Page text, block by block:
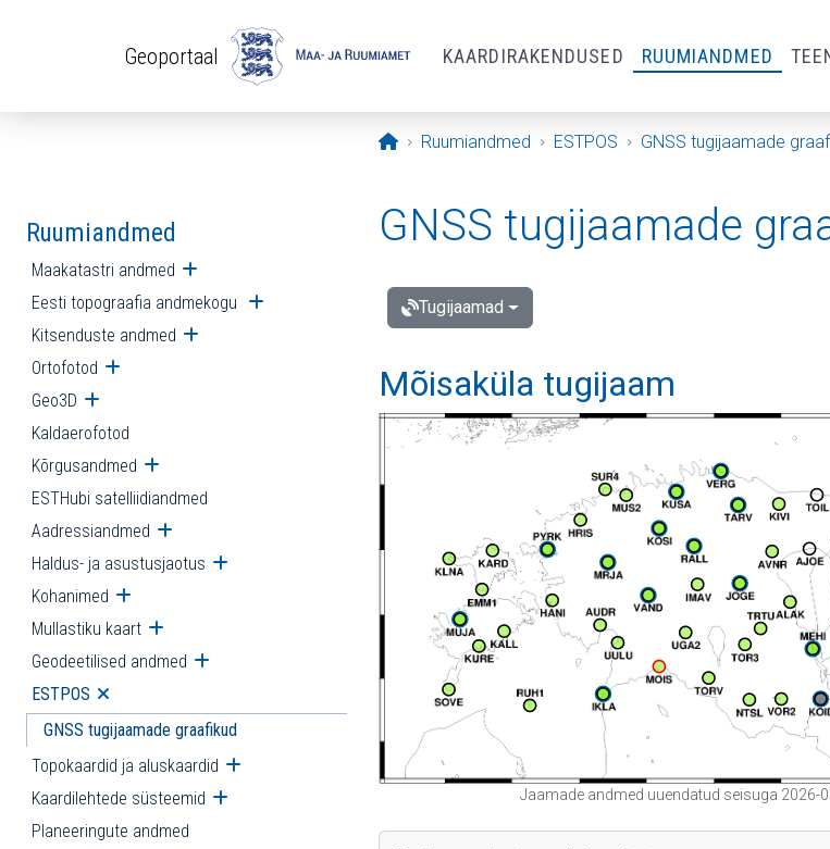
Geoportaal KAARDIRAKENDUSED RUUMIANDMED
Avaleht
Ruumiandmed ESTPOS GNSS tugijaamade
Ruumiandmed
Maakatastri andmed Ava alammenüü
Eesti topograafia andmekogu Ava alammenüü
Kitsenduste andmed Ava alammenüü
Ortofotod Ava alammenüü
Geo3D Ava alammenüü
Kaldaerofotod
Kõrgusandmed Ava alammenüü
ESTHubi satelliidiandmed
Aadressiandmed Ava alammenüü
Haldus- ja asustusjaotus Ava alammenüü
Kohanimed Ava alammenüü
Mullastiku kaart Ava alammenüü
Geodeetilised andmed Ava alammenüü
ESTPOS Ava alammenüü
GNSS tugijaamade graafikud
Topokaardid ja aluskaardid Ava alammenüü
Kaardilehtede süsteemid Ava alammenüü
Planeeringute andmed
GNSS tugijaamade
Tugijaamad
Mõisaküla tugijaam
Jaamade andmed uuendatud seisuga 2026-